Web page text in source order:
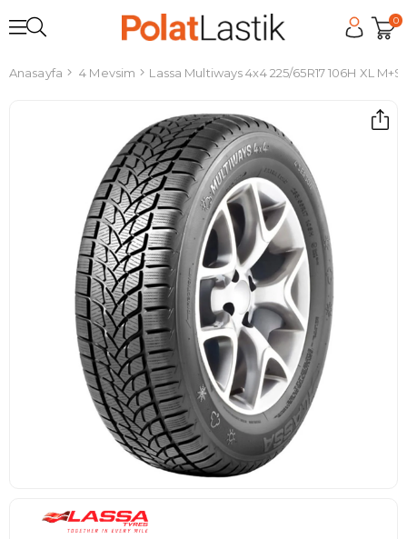
0
Anasayfa 4 Mevsim Lassa Multiways 4x4 225/65R17 106H XL